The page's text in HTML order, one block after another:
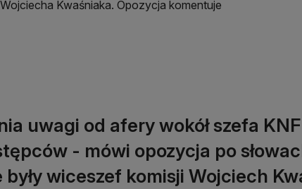
Kwaśniaka. Opozycja komentuje
uwagi od afery wokół szefa
- mówi opozycja po
wiceszef komisji Wojciech